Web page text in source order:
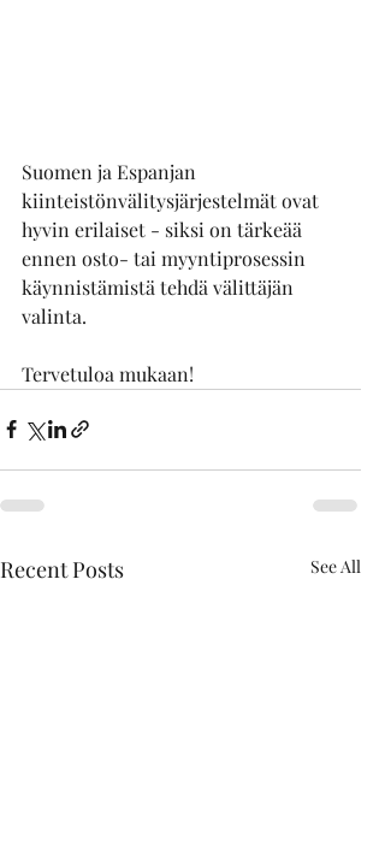
Suomen ja Espanjan
kiinteistönvälitysjärjestelmät ovat
hyvin erilaiset - siksi on tärkeää
ennen osto- tai myyntiprosessin
käynnistämistä tehdä välittäjän
valinta.
Tervetuloa mukaan!
Recent Posts See All